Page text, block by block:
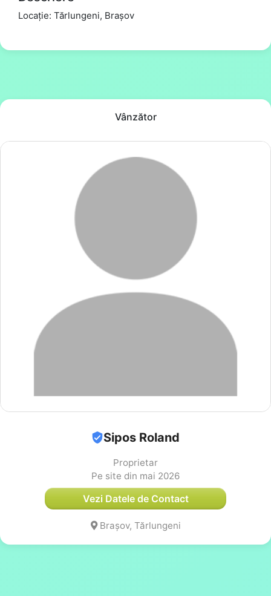
Locație: Tărlungeni, Brașov
Vânzător
Sipos Roland
Proprietar
Pe site din mai 2026
Vezi Datele de Contact
Brașov, Tărlungeni